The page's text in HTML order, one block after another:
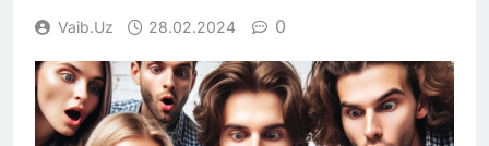
Vaib.uz 28.02.2024 0